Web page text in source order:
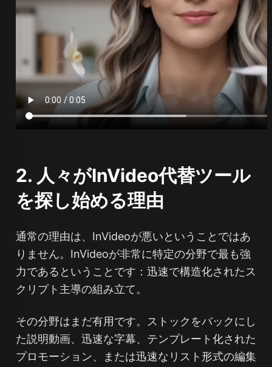
2. 人々がInVideo代替ツール
を探し始める理由
通常の理由は、InVideoが悪いということではあ
りません。InVideoが非常に特定の分野で最も強
力であるということです：迅速で構造化されたス
クリプト主導の組み立て。
その分野はまだ有用です。ストックをバックにし
た説明動画、迅速な字幕、テンプレート化された
プロモーション、または迅速なリスト形式の編集